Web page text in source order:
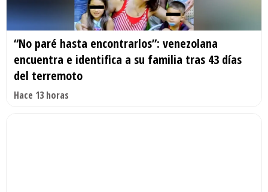
“No paré hasta encontrarlos”: venezolana
encuentra e identifica a su familia tras 43 días
del terremoto
Hace 13 horas